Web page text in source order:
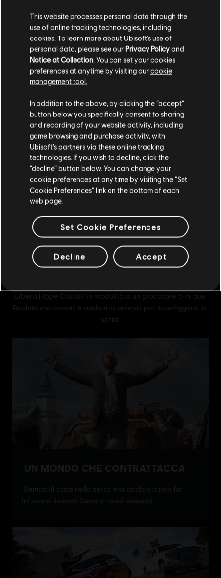
Vai al tuo store locale in modo da poter fare
acquisti.
Rimani sullo store attuale
Portami allo store locale
This website processes personal data through the
use of online tracking technologies, including
cookies. To learn more about Ubisoft's use of
personal data, please see our Privacy Policyand
Notice at Collection. You can set your cookies
preferences at anytime by visiting ourcookie
management tool.
In addition to the above, by clicking the “accept”
button below you specifically consent to sharing
and recording of your website activity, including
game browsing and purchase activity, with
Ubisoft’s partners via these online tracking
technologies. If you wish to decline, click the
“decline” button below. You can change your
cookie preferences at any time by visiting the “Set
Cookie Preferences” link on the bottom of each
web page.
Set Cookie Preferences
Decline Accept